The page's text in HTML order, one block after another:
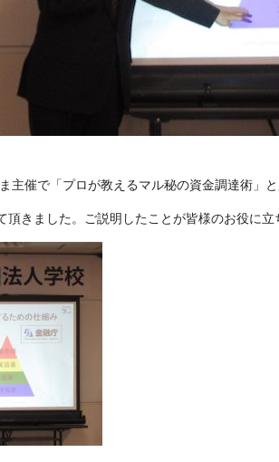
主催で「プロが教えるマル秘の資金調達術」
きました。ご説明したことが皆様のお役に立